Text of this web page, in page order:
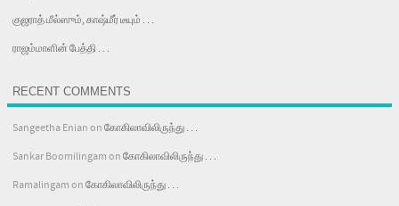
குஜராத் மீல்ஸும், காஷ்மீர் டீயும் . . .
ராஜம்மாளின் பேத்தி . . .
RECENT COMMENTS
Sangeetha Enian on கோகிலாவிலிருந்து . . .
Sankar Boomilingam on கோகிலாவிலிருந்து . . .
Ramalingam on கோகிலாவிலிருந்து . . .